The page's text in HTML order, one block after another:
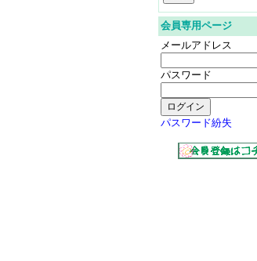
会員専用ページ
メールアドレス
パスワード
パスワード紛失